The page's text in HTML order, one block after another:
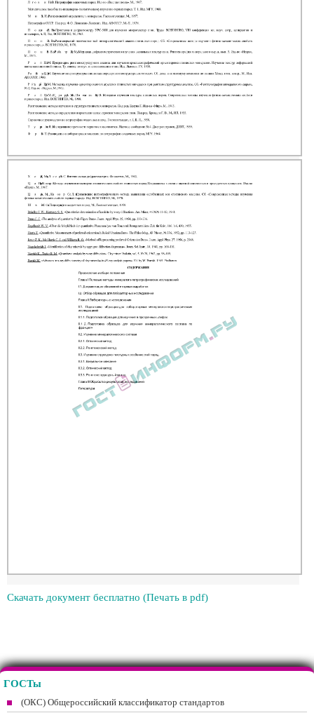
Скачать документ бесплатно (Печать в pdf)
ГОСТы
(ОКС) Общероссийский классификатор стандартов